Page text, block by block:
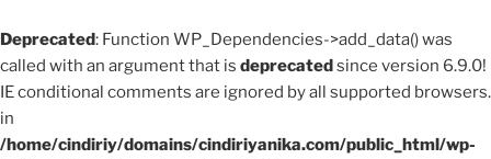
Deprecated: Function WP_Dependencies->add_data() was
called with an argument that is deprecatedsince version 6.9.0!
IE conditional comments are ignored by all supported browsers.
in
/home/cindiriy/domains/cindiriyanika.com/public_html/wp-